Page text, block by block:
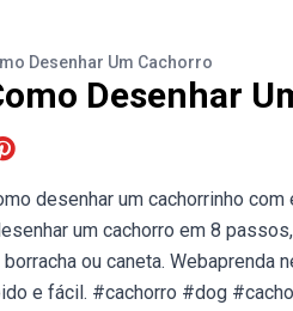
Desenhar Um Cachorro
Desenhar
desenhar um cachorrinho
um cachorro em 8
ou caneta.
e fácil. #cachorro #dog